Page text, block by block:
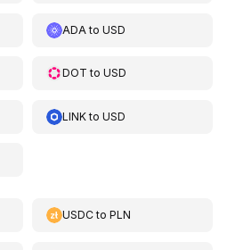
ADA toUSD
DOT toUSD
LINKtoUSD
USDCtoPLN